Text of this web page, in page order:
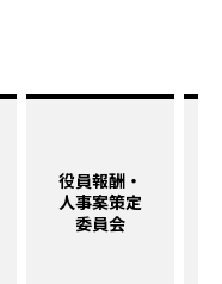
役員報酬・
人事案策定
委員会